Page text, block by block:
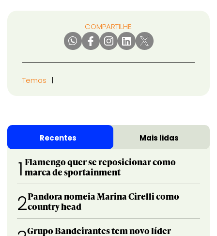
COMPARTILHE:
Temas
Recentes Mais lidas
1 Flamengo quer se reposicionar como
marca de sportainment
2Pandora nomeia Marina Cirelli como
country head
Grupo Bandeirantes tem novo líder